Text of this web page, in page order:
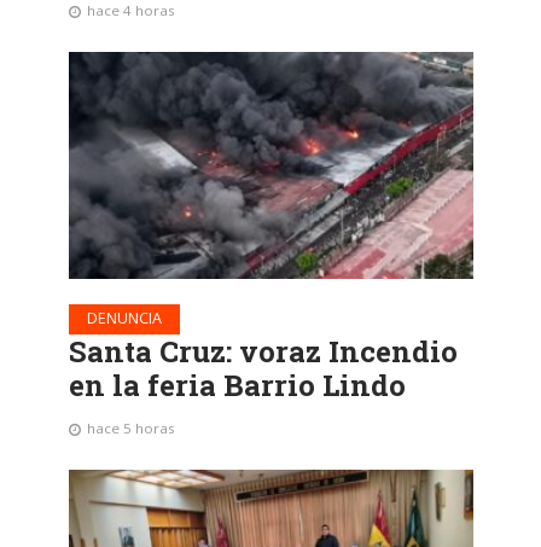
hace 4 horas
DENUNCIA
Santa Cruz: voraz Incendio
en la feria Barrio Lindo
hace 5 horas